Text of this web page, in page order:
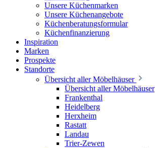
Unsere Küchenmarken
Unsere Küchenangebote
Küchenberatungsformular
Küchenfinanzierung
Inspiration
Marken
Prospekte
Standorte
Übersicht aller Möbelhäuser
Übersicht aller Möbelhäuser
Frankenthal
Heidelberg
Herxheim
Rastatt
Landau
Trier-Zewen